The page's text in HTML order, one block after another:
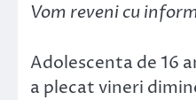
Vom reveni cu
Adolescenta de 16
a plecat vineri